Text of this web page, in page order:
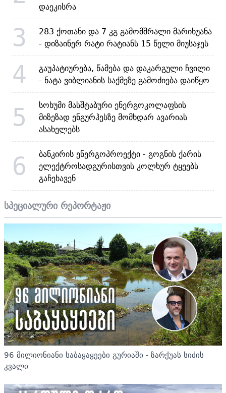
დაეკისრა
3
283 ქოთანი და 7 კგ გამომშრალი მარიხუანა
- დიზაინერ რატი რატიანს 15 წელი მიუსაჯეს
4
გაუპატიურება, წამება და დაკარგული ჩვილი
- ნატა ვიბლიანის საქმეზე გამოძიება დაიწყო
5
სოხუმი მასშტაბური ენერგოკოლაფსის
მიზეზად ენგურჰესზე მომხდარ ავარიას
ასახელებს
6
ბანკირის ენერგოპროექტი - გოგნის ქარის
ელექტროსადგურისთვის კოლხურ ტყეებს
გაჩეხავენ
სპეციალური რეპორტაჟი
96 მილიონიანი საბაყაყეები გურიაში - ზარქუას სიძის
კვალი